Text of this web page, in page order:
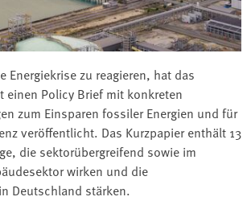
Energiekrise zu reagieren, hat das
einen Policy Brief mit konkreten
zum Einsparen fossiler Energien und für
veröffentlicht. Das Kurzpapier enthält 13
die sektorübergreifend sowie im
wirken und die
Deutschland stärken.